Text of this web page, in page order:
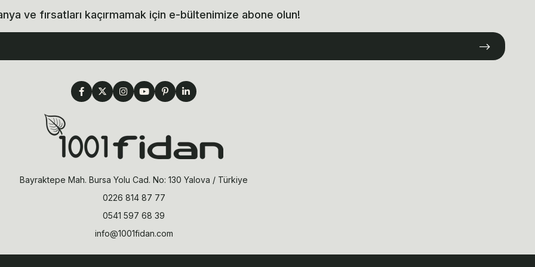
ve fırsatları kaçırmamak için e-bültenimize abone olun!
Bayraktepe Mah. Bursa Yolu Cad. No: 130 Yalova / Türkiye
0226 814 87 77
0541 597 68 39
info@1001fidan.com